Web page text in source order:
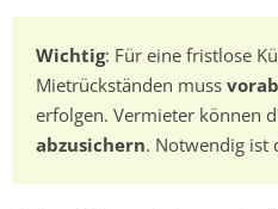
Wichtig: Für eine fristlose
Mietrückständen muss
erfolgen. Vermieter können
abzusichern. Notwendig ist